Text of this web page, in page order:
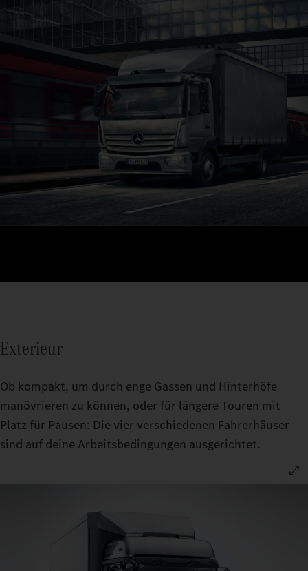
Exterieur
Ob kompakt, um durch enge Gassen und Hinterhöfe
manövrieren zu können, oder für längere Touren mit
Platz für Pausen: Die vier verschiedenen Fahrerhäuser
sind auf deine Arbeitsbedingungen ausgerichtet.